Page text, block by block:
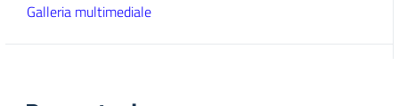
Galleria multimediale